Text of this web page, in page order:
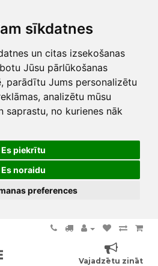
sīkdatnes
un citas izsekošanas
Jūsu pārlūkošanas
parādītu Jums personalizētu
analizētu mūsu
saprastu, no kurienes nāk
Es piekrītu
Es noraidu
preferences
Vajadzētu zināt